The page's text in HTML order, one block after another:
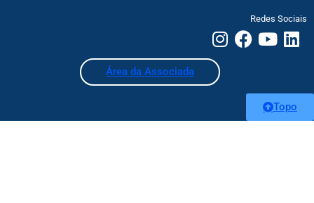
Redes Sociais
Área da Associada
Topo